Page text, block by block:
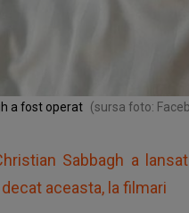
a fost operat (sursa foto:
Sabbagh a
aceasta, la filmari